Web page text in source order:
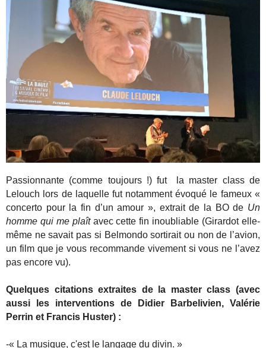
Passionnante (comme toujours !) fut la master class de
Lelouch lors de laquelle fut notamment évoqué le fameux «
concerto pour la fin d’un amour », extrait de la BO de Un
homme qui me plaîtavec cette fin inoubliable (Girardot elle-
même ne savait pas si Belmondo sortirait ou non de l’avion,
un film que je vous recommande vivement si vous ne l’avez
pas encore vu).
Quelques citations extraites de la master class (avec
aussi les interventions de Didier Barbelivien, Valérie
Perrin et Francis Huster) :
-« La musique, c'est le langage du divin. »